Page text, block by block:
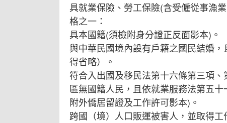
具就業保險、勞工保險(含受僱從事漁
格之一：
具本國籍(須檢附身分證正反面影本)。
與中華民國境內設有戶籍之國民結婚
得省略）。
符合入出國及移民法第十六條第三項
區無國籍人民，且依就業服務法第五
附外僑居留證及工作許可影本)。
跨國（境）人口販運被害人，並取得